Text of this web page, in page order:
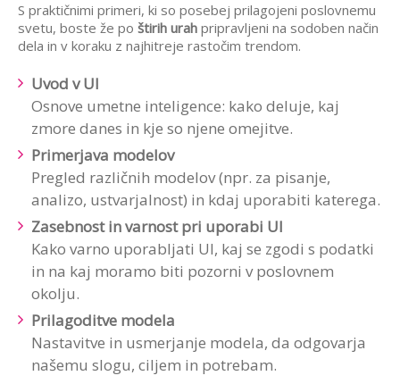
S praktičnimi primeri, ki so posebej prilagojeni poslovnemu
svetu, boste že po štirih urah pripravljeni na sodoben način
dela in v koraku z najhitreje rastočim trendom.
Uvod v UI
Osnove umetne inteligence: kako deluje, kaj
zmore danes in kje so njene omejitve.
Primerjava modelov
Pregled različnih modelov (npr. za pisanje,
analizo, ustvarjalnost) in kdaj uporabiti katerega.
Zasebnost in varnost pri uporabi UI
Kako varno uporabljati UI, kaj se zgodi s podatki
in na kaj moramo biti pozorni v poslovnem
okolju.
Prilagoditve modela
Nastavitve in usmerjanje modela, da odgovarja
našemu slogu, ciljem in potrebam.